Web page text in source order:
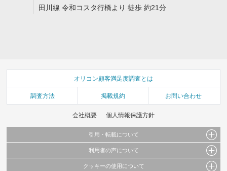
田川線 令和コスタ行橋より 徒歩 約21分
オリコン顧客満足度調査とは
調査方法 掲載規約 お問い合わせ
会社概要 個人情報保護方針
引用・転載について
当サイトで公開されている情報（文字、写真、イラスト、画像データ等）及びこれらの配
利用者の声について
当サイトに掲載している内容はすべてサービスの利用者が提出された見解・感想です。
クッキーの使用について